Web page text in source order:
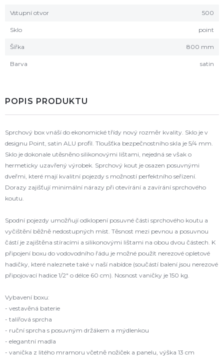
Vstupní otvor 500
Sklo point
Šířka 800 mm
Barva satin
POPIS PRODUKTU
Sprchový box vnáší do ekonomické třídy nový rozměr kvality. Sklo je v
designu Point, satin ALU profil. Tloušťka bezpečnostního skla je 5/4 mm.
Sklo je dokonale utěsněno silikonovými lištami, nejedná se však o
hermeticky uzavřený výrobek. Sprchový kout je osazen posuvnými
dveřmi, které mají kvalitní pojezdy s možností perfektního seřízení.
Dorazy zajišťují minimální nárazy při otevírání a zavírání sprchového
koutu.
Spodní pojezdy umožňují odklopení posuvné části sprchového koutu a
vyčištění běžně nedostupných míst. Těsnost mezi pevnou a posuvnou
částí je zajištěna stíracími a silikonovými lištami na obou dvou částech. K
připojení boxu do vodovodního řádu je možné použít nerezové opletové
hadičky, které naleznete také v naší nabídce (součástí balení jsou nerezové
připojovací hadice 1/2" o délce 60 cm). Nosnost vaničky je 150 kg.
Vybavení boxu:
- vestavěná baterie
- talířová sprcha
- ruční sprcha s posuvným držákem a mýdlenkou
- elegantní madla
- vanička z litého mramoru včetně nožiček a panelu, výška 13 cm